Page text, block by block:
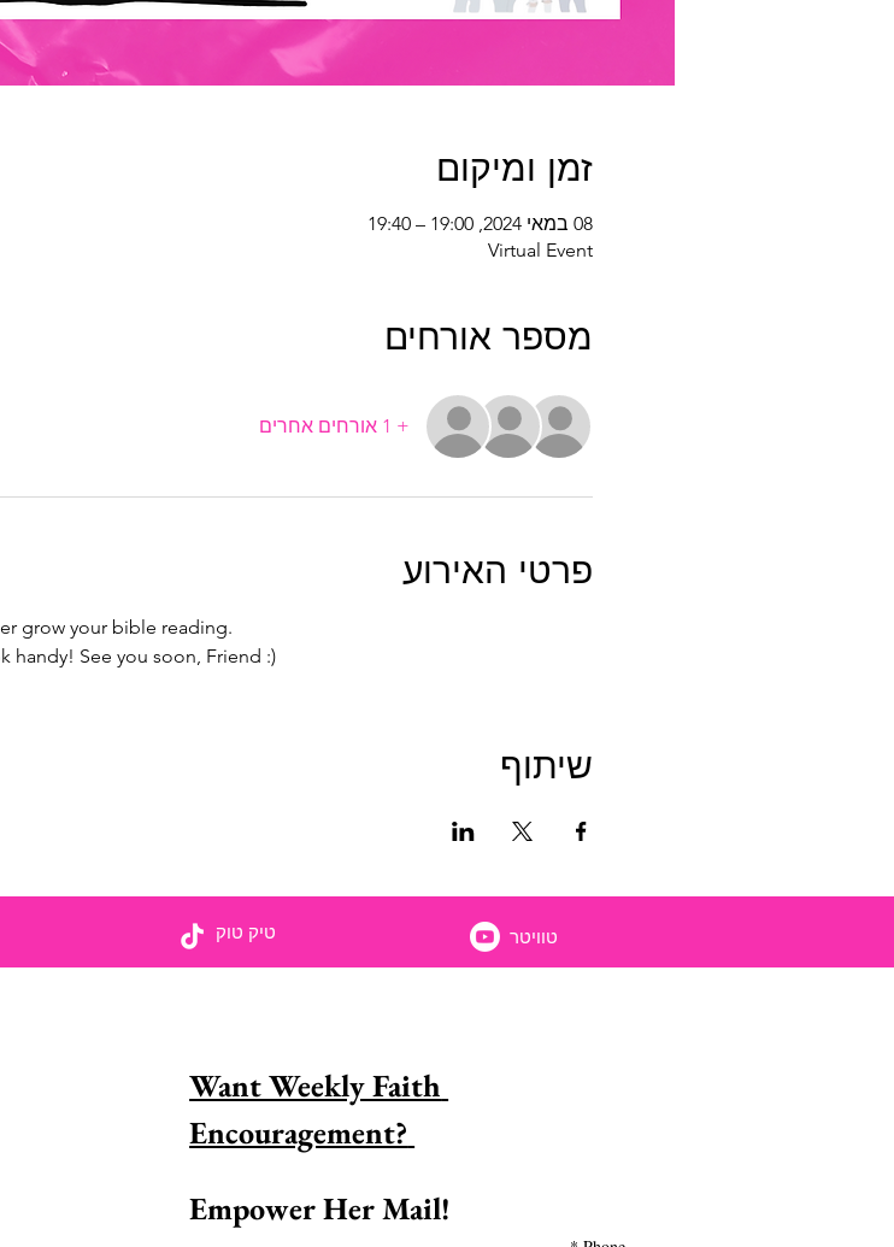
זמן ומיקום
08 במאי 2024, 19:00 – 19:40
Virtual Event
מספר אורחים
+ 1 אורחים אחרים
פרטי האירוע
grow your bible reading.
handy! See you soon, Friend :)
שיתוף
טיק טוק טוויטר
Want Weekly Faith
Empower Her Mail!